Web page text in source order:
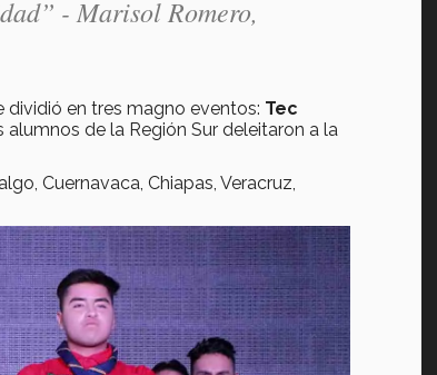
- Marisol Romero,
dividió en tres magno eventos: Tec
alumnos de la Región Sur deleitaron a la
Cuernavaca, Chiapas, Veracruz,